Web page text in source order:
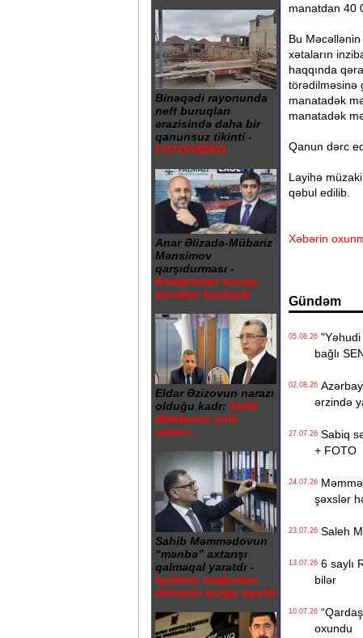
Binəqədi rayonunda
neft buruqları
ərazisində daha bir
qanunsuz tikinti -
FOTO/VİDEO
Anar Əlizadə-Mübariz
Mənsimov
qarşıdurması -
Kompromat savaşı
yenidən başlayıb
Eldar Əzizovun narazı
olduğu kadr: Xalid
Ələkbərov yola
salınır...
Sahib Məmmədovun
“mənbə” axtarışı
qalmaqal yaratdı -
İşçilərin otağından
dinləyici qurğu tapılıb
manatdan 40
Bu
xətaların
haqqında
törədilməsinə
manatadək
manatadək
Qanun dərc
Layihə
qəbul edilib.
Xəbərin
Gündəm
05.08.26"Yəhudi
bağlı
02.08.26
ərzində
27.07.26Sabiq
+ FOTO
24.07.26
şəxslər
23.07.26Saleh
13.07.266 saylı
bilər
10.07.26
oxundu